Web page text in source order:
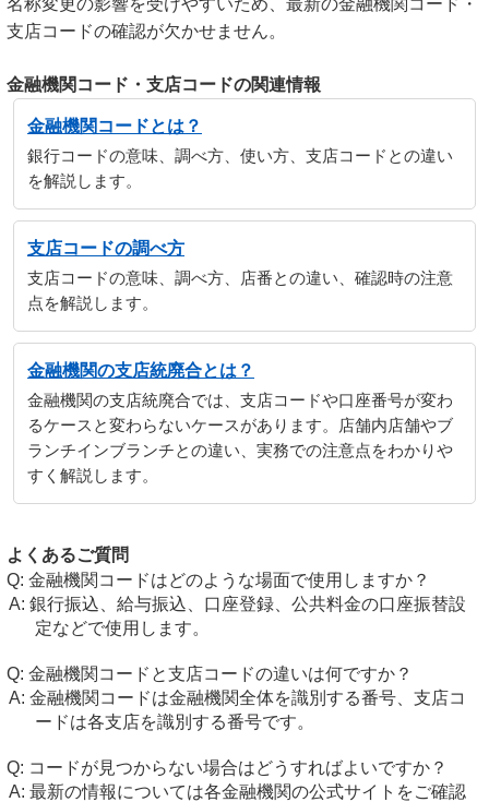
名称変更の影響を受けやすいため、最新の金融機関コード・
支店コードの確認が欠かせません。
金融機関コード・支店コードの関連情報
金融機関コードとは？
銀行コードの意味、調べ方、使い方、支店コードとの違い
を解説します。
支店コードの調べ方
支店コードの意味、調べ方、店番との違い、確認時の注意
点を解説します。
金融機関の支店統廃合とは？
金融機関の支店統廃合では、支店コードや口座番号が変わ
るケースと変わらないケースがあります。店舗内店舗やブ
ランチインブランチとの違い、実務での注意点をわかりや
すく解説します。
よくあるご質問
金融機関コードはどのような場面で使用しますか？
銀行振込、給与振込、口座登録、公共料金の口座振替設
定などで使用します。
金融機関コードと支店コードの違いは何ですか？
金融機関コードは金融機関全体を識別する番号、支店コ
ードは各支店を識別する番号です。
コードが見つからない場合はどうすればよいですか？
最新の情報については各金融機関の公式サイトをご確認